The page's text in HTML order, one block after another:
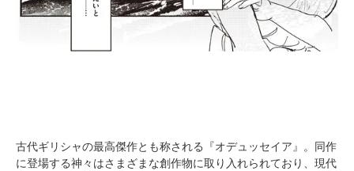
古代ギリシャの最高傑作とも称される『オデュッセイア』。同作
に登場する神々はさまざまな創作物に取り入れられており、現代